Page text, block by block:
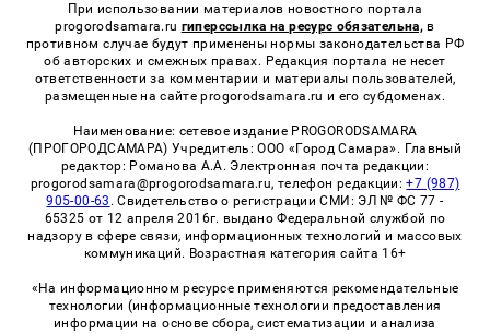
При использовании материалов новостного портала
progorodsamara.ru гиперссылка на ресурс обязательна, в
противном случае будут применены нормы законодательства РФ
об авторских и смежных правах. Редакция портала не несет
ответственности за комментарии и материалы пользователей,
размещенные на сайте progorodsamara.ru и его субдоменах.
Наименование: сетевое издание PROGORODSAMARA
(ПРОГОРОДСАМАРА) Учредитель: ООО «Город Самара». Главный
редактор: Романова А.А. Электронная почта редакции:
progorodsamara@progorodsamara.ru, телефон редакции:+7 (987)
905-00-63 . Свидетельство о регистрации СМИ: ЭЛ № ФС 77 -
65325 от 12 апреля 2016г. выдано Федеральной службой по
надзору в сфере связи, информационных технологий и массовых
коммуникаций. Возрастная категория сайта 16+
«На информационном ресурсе применяются рекомендательные
технологии (информационные технологии предоставления
информации на основе сбора, систематизации и анализа